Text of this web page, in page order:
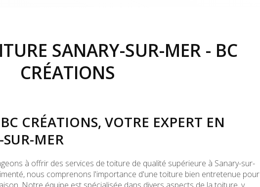
SANARY-SUR-MER - BC
CRÉATIONS
CRÉATIONS, VOTRE EXPERT EN
MER
à offrir des services de toiture de qualité supérieure à Sanary-sur-
nous comprenons l'importance d'une toiture bien entretenue pour